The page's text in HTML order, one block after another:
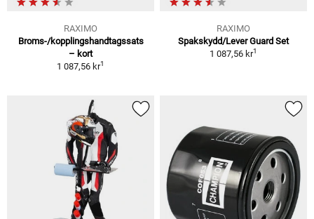
RAXIMO
Broms-/kopplingshandtagssats
– kort
1 087,56 kr1
RAXIMO
Spakskydd/Lever Guard Set
1 087,56 kr1